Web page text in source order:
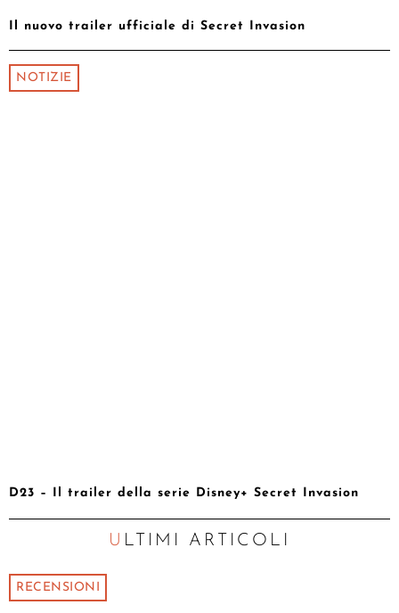
Il nuovo trailer ufficiale di Secret Invasion
NOTIZIE
D23 – Il trailer della serie Disney+ Secret Invasion
ULTIMI ARTICOLI
RECENSIONI